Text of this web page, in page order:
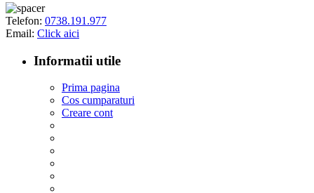
Telefon: 0738.191.977
Email: Click aici
Informatii utile
Prima pagina
Cos cumparaturi
Creare cont